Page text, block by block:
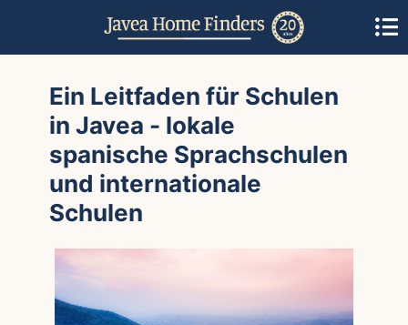
Ein Leitfaden für Schulen
in Javea - lokale
spanische Sprachschulen
und internationale
Schulen